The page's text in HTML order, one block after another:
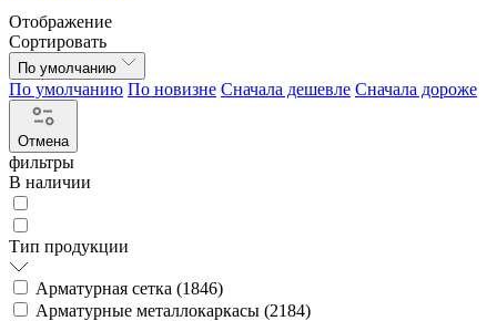
Отображение
Сортировать
По умолчанию
По умолчанию По новизне Сначала дешевле Сначала дороже
Отмена
фильтры
В наличии
Тип продукции
Арматурная сетка (1846)
Арматурные металлокаркасы (2184)